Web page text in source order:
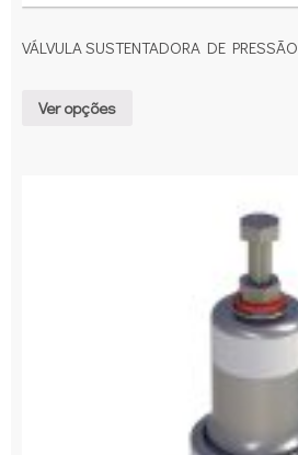
VÁLVULA SUSTENTADORA DE PRESSÃO
Ver opções